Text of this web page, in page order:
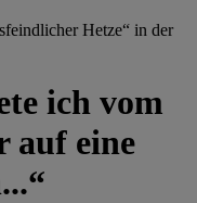
Hetze“ in der
ich vom
auf eine